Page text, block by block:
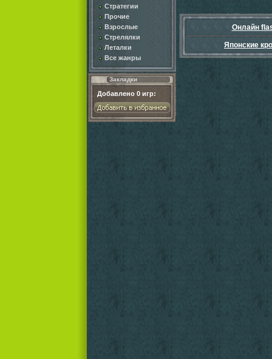
Стратегии
Прочие
Взрослые
Стрелялки
Леталки
Все жанры
Закладки
Добавлено 0 игр:
Онлайн
Японские